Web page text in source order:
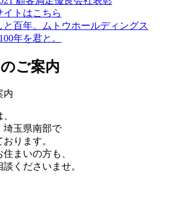
埼玉県南部で
ります。
まいの方も、
くださいませ。